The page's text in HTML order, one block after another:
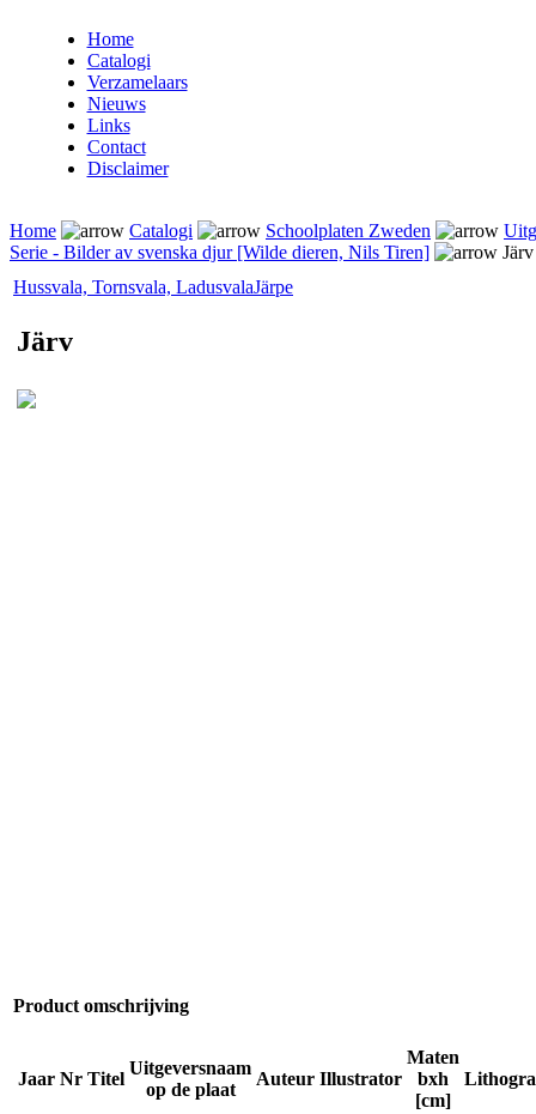
Home
Catalogi
Verzamelaars
Nieuws
Links
Contact
Disclaimer
Home Catalogi Schoolplaten Zweden
Serie - Bilder av svenska djur [Wilde dieren, Nils Tiren]
Järv
Hussvala, Tornsvala, LadusvalaJärpe
Järv
Product omschrijving
Jaar Nr Titel
Uitgeversnaam
op de plaat
Auteur Illustrator
Maten
bxh
[cm]